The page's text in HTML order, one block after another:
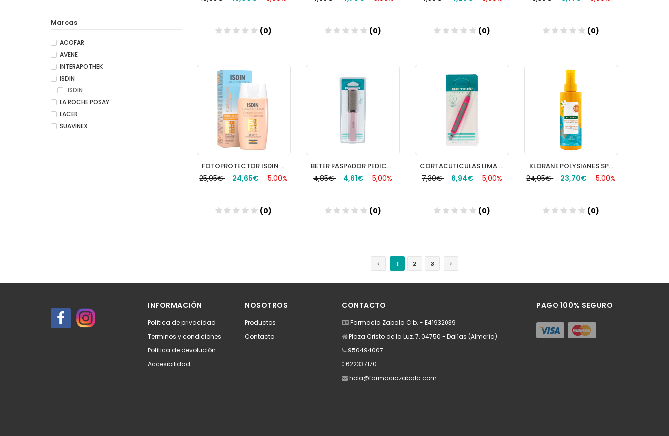
(0)
Añadir
(0) (0) (0)
Añadir
FOTOPROTECTOR ISDIN FUSION WATER COLOR LIGHT 50 ML
25,95€ 24,65€ 5,00%
(0)
BETER RASPADOR PEDICURO INOX.R/24439
4,85€ 4,61€ 5,00%
(0)
CORTACUTICULAS LIMA Y NAJAPIELES
7,30€ 6,94€ 5,00%
(0)
KLORANE POLYSIANES SPRAY SOLAR SUBLIME SPF 50+
24,95€ 23,70€ 5,00%
(0)
1
2 3
Marcas
ACOFAR
AVENE
INTERAPOTHEK
ISDIN
ISDIN
LA ROCHE POSAY
LACER
SUAVINEX
INFORMACIÓN
Política de privacidad
Terminos y condiciones
Política de devolución
Accesibilidad
NOSOTROS
Productos
Contacto
CONTACTO
Farmacia Zabala C.b. - E41932039
Plaza Cristo de la Luz, 7, 04750 - Dalías (Almería)
950494007
622337170
hola@farmaciazabala.com
PAGO 100% SEGURO